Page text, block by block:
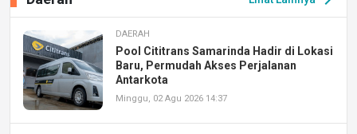
DAERAH
Pool Cititrans Samarinda Hadir di Lokasi
Baru, Permudah Akses Perjalanan
Antarkota
Minggu, 02 Agu 2026 14:37